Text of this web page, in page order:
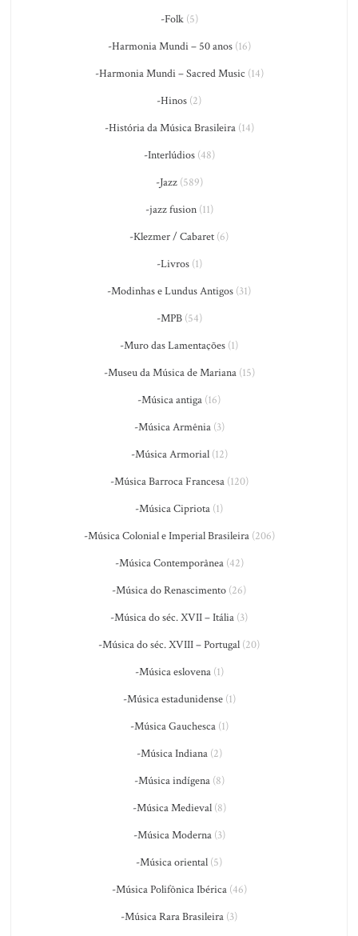
-Folk(5)
-Harmonia Mundi – 50 anos(16)
-Harmonia Mundi – Sacred Music (14)
-Hinos (2)
-História da Música Brasileira(14)
-Interlúdios(48)
-Jazz(589)
-jazz fusion(11)
-Klezmer / Cabaret (6)
-Livros(1)
-Modinhas e Lundus Antigos (31)
-MPB(54)
-Muro das Lamentações (1)
-Museu da Música de Mariana(15)
-Música antiga (16)
-Música Armênia(3)
-Música Armorial(12)
-Música Barroca Francesa(120)
-Música Cipriota (1)
-Música Colonial e Imperial Brasileira(206)
-Música Contemporânea(42)
-Música do Renascimento (26)
-Música do séc. XVII – Itália (3)
-Música do séc. XVIII – Portugal (20)
-Música eslovena(1)
-Música estadunidense(1)
-Música Gauchesca(1)
-Música Indiana(2)
-Música indígena(8)
-Música Medieval(8)
-Música Moderna(3)
-Música oriental (5)
-Música Polifônica Ibérica(46)
-Música Rara Brasileira (3)